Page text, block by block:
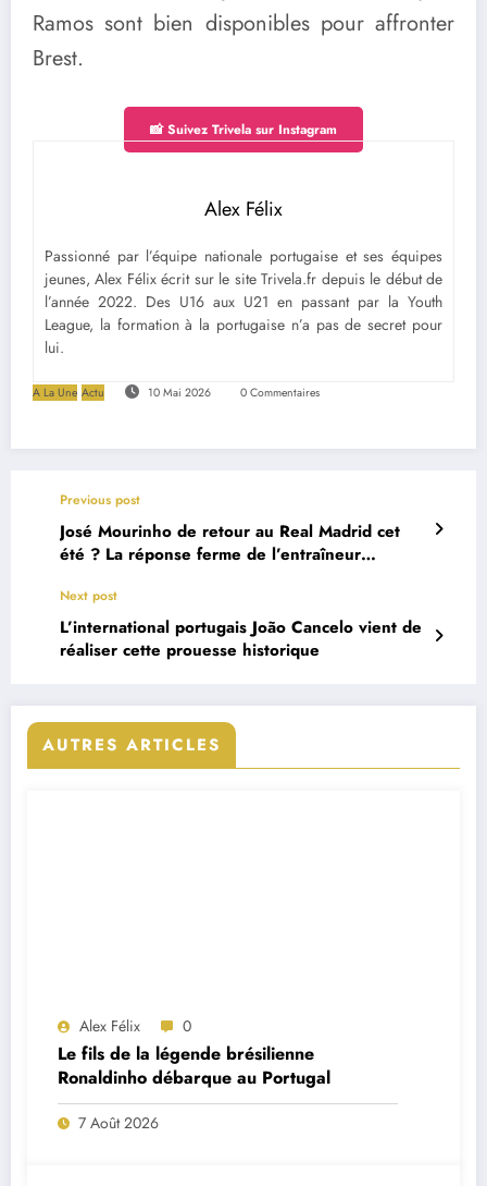
Ramos sont bien disponibles pour affronter
Brest.
📸 Suivez Trivela sur Instagram
Alex Félix
Passionné par l’équipe nationale portugaise et ses équipes
jeunes, Alex Félix écrit sur le site Trivela.fr depuis le début de
l’année 2022. Des U16 aux U21 en passant par la Youth
League, la formation à la portugaise n’a pas de secret pour
lui.
A La Une Actu 10 Mai 2026 0 Commentaires
Previous post
José Mourinho de retour au Real Madrid cet
été ? La réponse ferme de l’entraîneur
Next post
L’international portugais João Cancelo vient de
réaliser cette prouesse historique
AUTRES ARTICLES
Alex Félix 0
Le fils de la légende brésilienne
Ronaldinho débarque au Portugal
7 Août 2026